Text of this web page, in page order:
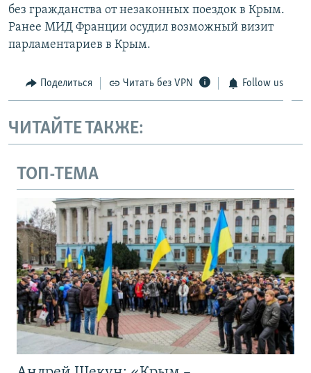
без гражданства от незаконных поездок в Крым.
Ранее МИД Франции осудил возможный визит
парламентариев в Крым.
Поделиться Читать без VPN Follow us
ЧИТАЙТЕ ТАКЖЕ:
ТОП-ТЕМА